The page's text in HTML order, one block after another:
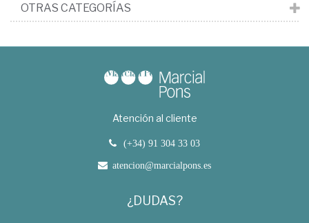
OTRAS CATEGORÍAS
Atención al cliente
(+34) 91 304 33 03
atencion@marcialpons.es
¿DUDAS?